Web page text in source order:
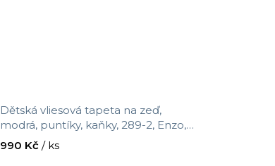
Dětská vliesová tapeta na zeď,
modrá, puntíky, kaňky, 289-2, Enzo,
ICH Wallcoverings, velikost 10,05 x
990 Kč / ks